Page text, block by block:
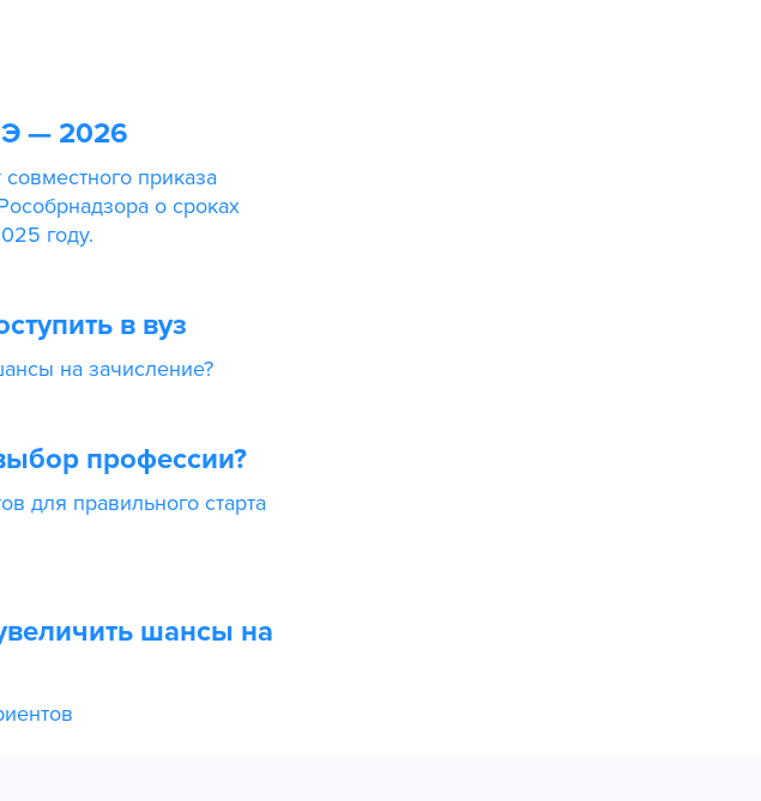
— 2026
приказа
о сроках
году.
в вуз
на зачисление?
профессии?
для правильного старта
шансы на